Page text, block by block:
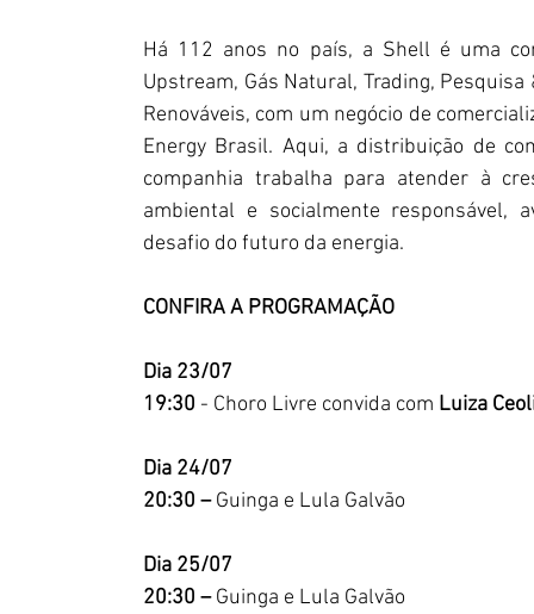
Há 112 anos no país, a Shell é uma
Upstream, Gás Natural, Trading,
Renováveis, com um negócio de
Energy Brasil. Aqui, a distribuição de
companhia trabalha para atender à
ambiental e socialmente responsável,
desafio do futuro da energia.
CONFIRA A PROGRAMAÇÃO
Dia 23/07
19:30 - Choro Livre convida com Luiza
Dia 24/07
20:30 – Guinga e Lula Galvão
Dia 25/07
20:30 – Guinga e Lula Galvão